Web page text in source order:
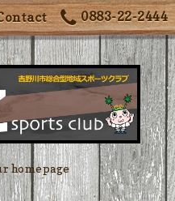
0883-22-2444
homepage